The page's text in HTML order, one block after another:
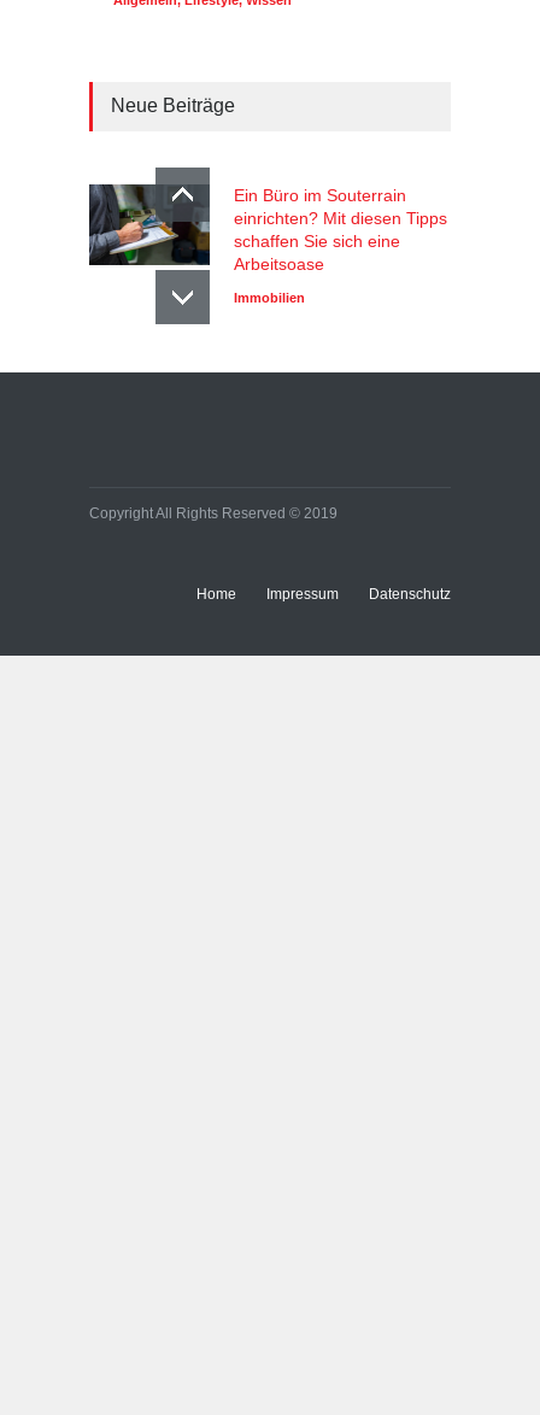
Neue Beiträge
Ein Büro im Souterrain
einrichten? Mit diesen Tipps
schaffen Sie sich eine
Arbeitsoase
Immobilien
Copyright All Rights Reserved © 2019
Home Impressum Datenschutz